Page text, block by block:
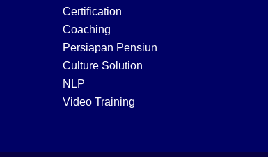
Certification
Coaching
Persiapan Pensiun
Culture Solution
NLP
Video Training